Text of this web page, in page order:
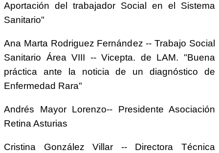
Aportación del trabajador Social en el Sistema
Sanitario"
Ana Marta Rodriguez Fernández -- Trabajo Social
Sanitario Área VIII -- Vicepta. de LAM. "Buena
práctica ante la noticia de un diagnóstico de
Enfermedad Rara"
Andrés Mayor Lorenzo-- Presidente Asociación
Retina Asturias
Cristina González Villar -- Directora Técnica